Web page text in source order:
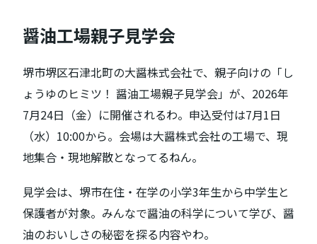
醤油工場親子見学会
堺市堺区石津北町の大醤株式会社で、親子向けの「し
ょうゆのヒミツ！ 醤油工場親子見学会」が、2026年
7月24日（金）に開催されるわ。申込受付は7月1日
（水）10:00から。会場は大醤株式会社の工場で、現
地集合・現地解散となってるねん。
見学会は、堺市在住・在学の小学3年生から中学生と
保護者が対象。みんなで醤油の科学について学び、醤
油のおいしさの秘密を探る内容やわ。